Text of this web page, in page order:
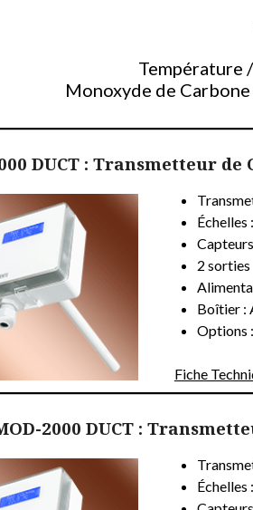
Température
Monoxyde de
DUCT : Transmetteur de
2
Boîtier :
Options
Fiche
2000 DUCT :